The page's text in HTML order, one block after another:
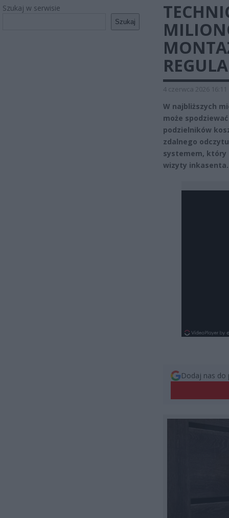
Szukaj w serwisie
Szukaj
4 czerwca 2026 16:11
W najbliższych
może
podzielników
zdalnego
systemem, który
wizyty inkasenta.
Dodaj nas do